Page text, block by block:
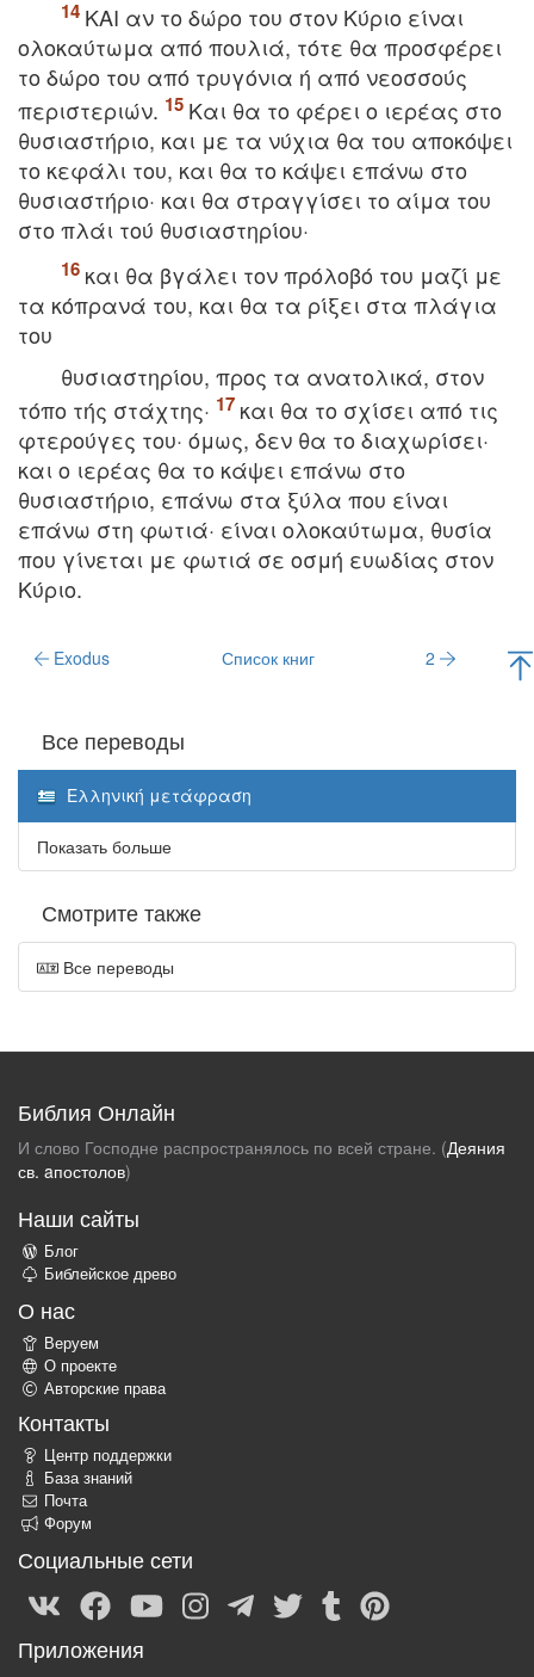
KAI αν το δώρο του στον Kύριο είναι
ολοκαύτωμα από πουλιά, τότε θα προσφέρει
το δώρο του από τρυγόνια ή από νεοσσούς
περιστεριών.
Kαι θα το φέρει ο ιερέας στο
θυσιαστήριο, και με τα νύχια θα του αποκόψει
το κεφάλι του, και θα το κάψει επάνω στο
θυσιαστήριο· και θα στραγγίσει το αίμα του
στο πλάι τού θυσιαστηρίου·
και θα βγάλει τον πρόλοβό του μαζί με
τα κόπρανά του, και θα τα ρίξει στα πλάγια
του
θυσιαστηρίου, προς τα ανατολικά, στον
τόπο τής στάχτης·
και θα το σχίσει από τις
φτερούγες του· όμως, δεν θα το διαχωρίσει·
και ο ιερέας θα το κάψει επάνω στο
θυσιαστήριο, επάνω στα ξύλα που είναι
επάνω στη φωτιά· είναι ολοκαύτωμα, θυσία
που γίνεται με φωτιά σε οσμή ευωδίας στον
Kύριο.
Exodus Список книг 2
Все переводы
Ελληνική μετάφραση
Показать больше
Смотрите также
Все переводы
Библия Онлайн
И слово Господне распространялось по всей стране. (Деяния
св. aпостолов)
Наши сайты
Блог
Библейское древо
О нас
Веруем
О проекте
Авторские права
Контакты
Центр поддержки
База знаний
Почта
Форум
Социальные сети
Приложения